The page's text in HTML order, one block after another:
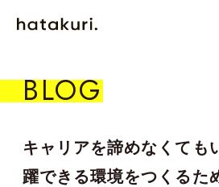
BLOG
キャリアを諦めなくても
躍できる環境をつくるた